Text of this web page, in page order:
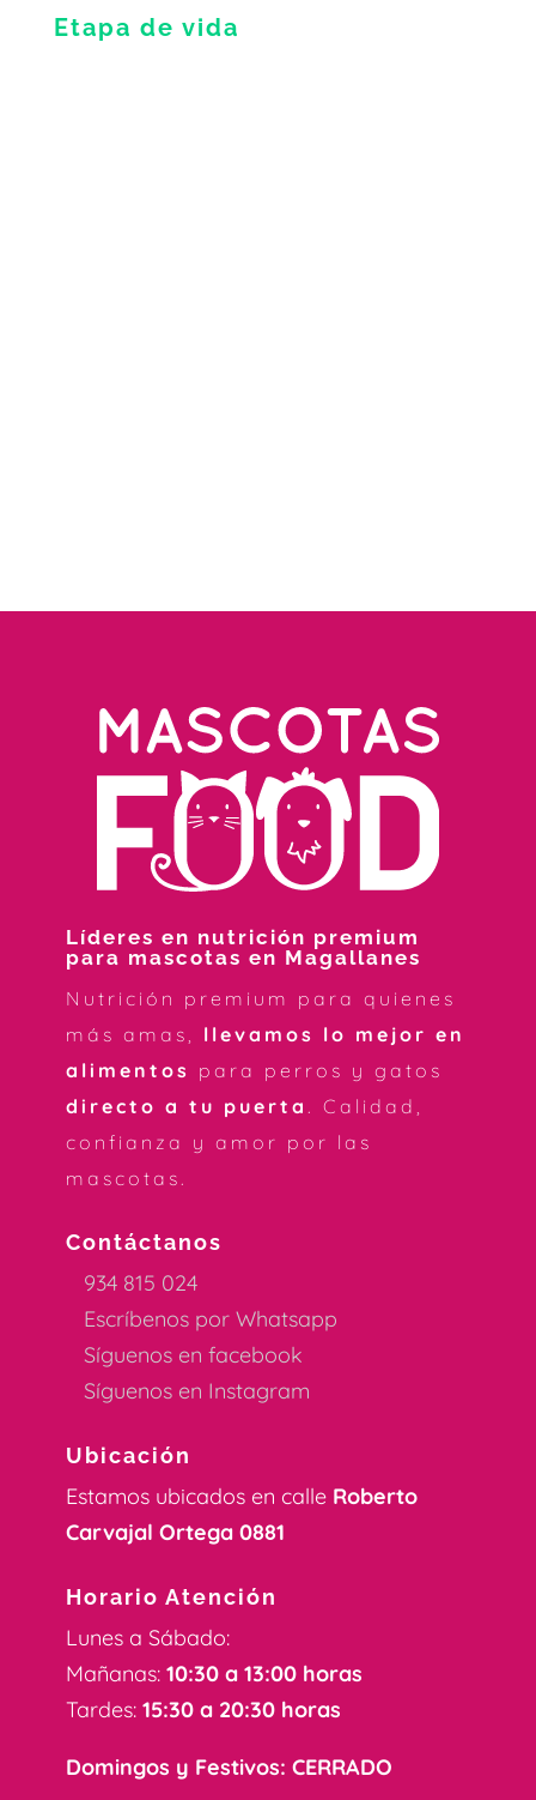
Etapa de vida
Líderes en nutrición premium
para mascotas en Magallanes
Nutrición premium para quienes
más amas, llevamos lo mejor en
alimentos para perros y gatos
directo a tu puerta . Calidad,
confianza y amor por las
mascotas.
Contáctanos
934 815 024
Escríbenos por Whatsapp
Síguenos en facebook
Síguenos en Instagram
Ubicación
Estamos ubicados en calle Roberto
Carvajal Ortega 0881
Horario Atención
Lunes a Sábado:
Mañanas: 10:30 a 13:00 horas
Tardes: 15:30 a 20:30 horas
Domingos y Festivos: CERRADO